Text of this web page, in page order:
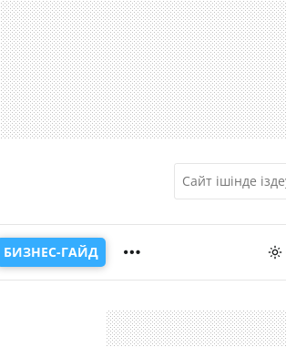
БИЗНЕС-ГАЙД